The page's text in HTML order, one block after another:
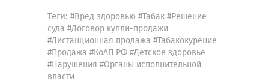
Теги: #Вред здоровью#Табак#Решение
суда#Договор купли-продажи
#Дистанционная продажа#Табакокурение
#Продажа#КоАП РФ#Детское здоровье
#Нарушения#Органы исполнительной
власти